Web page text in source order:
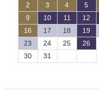
2
3 4 5
9
10 11 12
16
17 18 19
23
24 25 26
30
31